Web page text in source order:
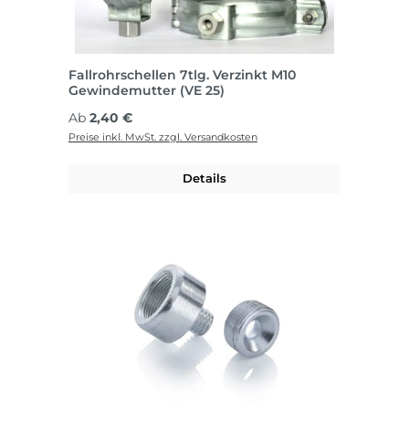
Fallrohrschellen 7tlg. Verzinkt M10
Gewindemutter (VE 25)
Regulärer Preis:
Ab 2,40 €
Preise inkl. MwSt. zzgl. Versandkosten
Details